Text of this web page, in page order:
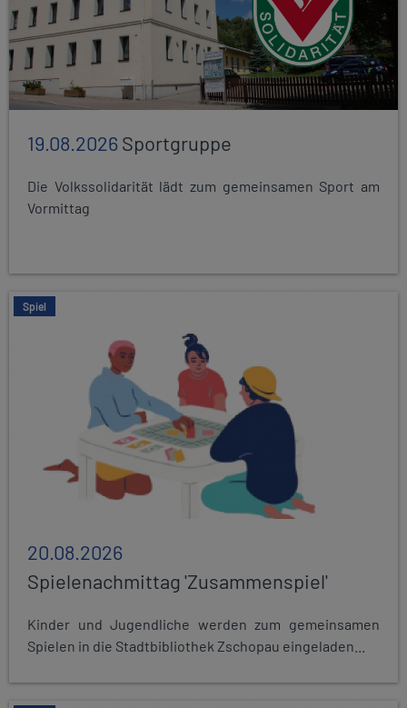
19.08.2026Sportgruppe
Die Volkssolidarität lädt zum gemeinsamen Sport am
Vormittag
Spiel
20.08.2026
Spielenachmittag 'Zusammenspiel'
Kinder und Jugendliche werden zum gemeinsamen
Spielen in die Stadtbibliothek Zschopau eingeladen...